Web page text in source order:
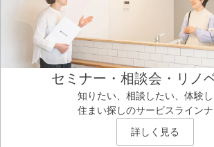
セミナー・相談会・リノ
知りたい、相談したい、体験
住まい探しのサービスライン
詳しく見る